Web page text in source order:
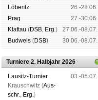
Lö­be­ritz
26.-28.06.
Prag
27.-30.06.
Klat­tau (DSB, Erg.)
27.06.-08.07.
Bud­weis (DSB) 30.06.-08.07.
Turniere 2. Halbjahr 2026
Lau­sitz-Tur­nier
Krausch­witz (Aus­
schr., Erg.)
03.-05.07.